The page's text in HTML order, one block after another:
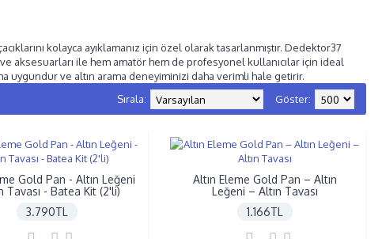
kolayca ayıklamanız için özel olarak tasarlanmıştır. Dedektor37
ile hem amatör hem de profesyonel kullanıcılar için ideal
uygundur ve altın arama deneyiminizi daha verimli hale getirir.
Göster:
Sırala:
Gold Pan - Altın Leğeni
Tavası - Batea Kit (2'li)
3.790TL
Altın Eleme Gold Pan – Altın
Leğeni – Altın Tavası
1.166TL